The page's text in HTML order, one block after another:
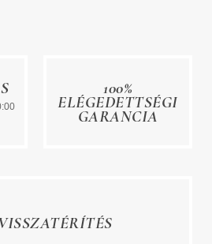
100%
ELÉGEDETTSÉGI
GARANCIA